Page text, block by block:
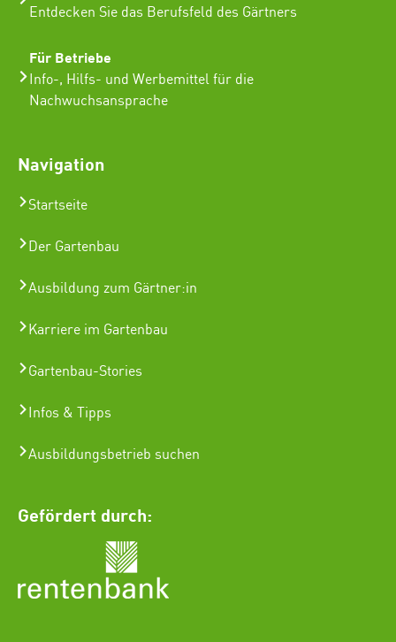
Entdecken Sie das Berufsfeld des Gärtners
Für Betriebe
Info-, Hilfs- und Werbemittel für die
Nachwuchsansprache
Navigation
Startseite
Der Gartenbau
Ausbildung zum Gärtner:in
Karriere im Gartenbau
Gartenbau-Stories
Infos & Tipps
Ausbildungsbetrieb suchen
Gefördert durch: